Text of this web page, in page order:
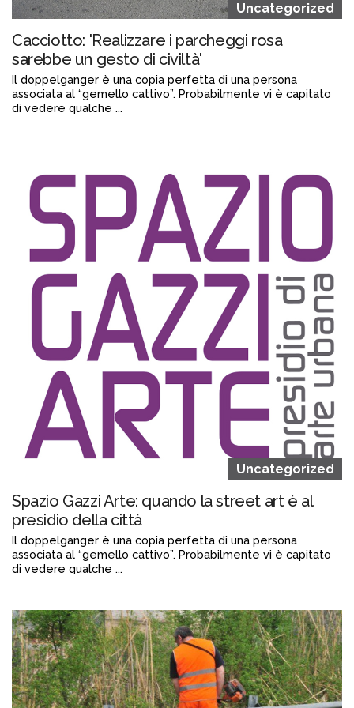
Uncategorized
Cacciotto: 'Realizzare i parcheggi rosa
sarebbe un gesto di civiltà'
Il doppelganger è una copia perfetta di una persona
associata al “gemello cattivo”. Probabilmente vi è capitato
di vedere qualche ...
Uncategorized
Spazio Gazzi Arte: quando la street art è al
presidio della città
Il doppelganger è una copia perfetta di una persona
associata al “gemello cattivo”. Probabilmente vi è capitato
di vedere qualche ...
admin@admin.com 3 days fa